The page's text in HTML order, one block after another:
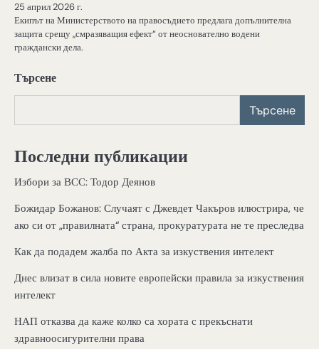
25 април 2026 г.
Екипът на Министерството на правосъдието предлага допълнителна
защита срещу „смразяващия ефект“ от неоснователно водени
граждански дела.
Търсене
Търсене
Последни публикации
Избори за ВСС: Тодор Деянов
Божидар Божанов: Случаят с Джевдет Чакъров илюстрира, че
ако си от „правилната“ страна, прокуратурата не те преследва
Как да подадем жалба по Акта за изкуствения интелект
Днес влизат в сила новите европейски правила за изкуствения
интелект
НАП отказва да каже колко са хората с прекъснати
здравноосигурителни права